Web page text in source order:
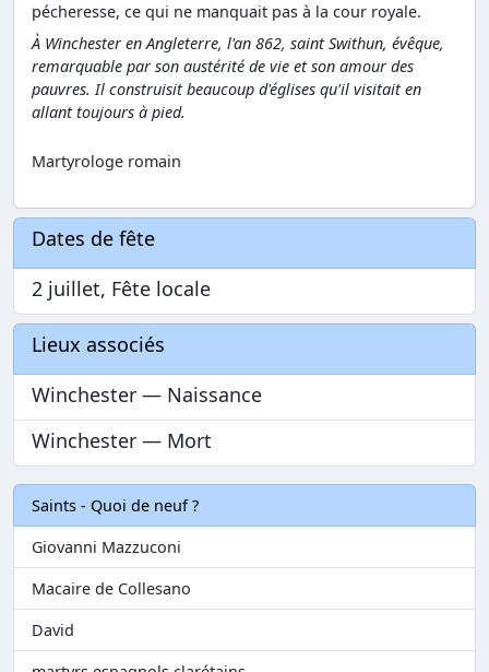
pécheresse, ce qui ne manquait pas à la cour royale.
À Winchester en Angleterre, l'an 862, saint Swithun, évêque,
remarquable par son austérité de vie et son amour des
pauvres. Il construisit beaucoup d'églises qu'il visitait en
allant toujours à pied.
Martyrologe romain
Dates de fête
2 juillet, Fête locale
Lieux associés
Winchester — Naissance
Winchester — Mort
Saints - Quoi de neuf ?
Giovanni Mazzuconi
Macaire de Collesano
David